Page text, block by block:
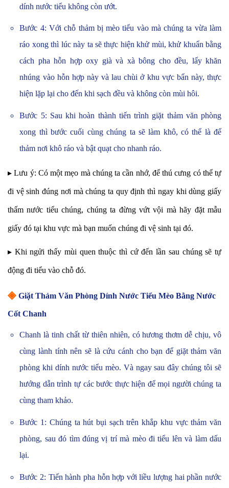
dính nước tiểu không còn ướt.
Bước 4: Với chỗ thảm bị mèo tiểu vào mà chúng ta vừa làm
ráo xong thì lúc này ta sẽ thực hiện khử mùi, khử khuẩn bằng
cách pha hỗn hợp oxy già và xà bông cho đều, lấy khăn
nhúng vào hỗn hợp này và lau chùi ở khu vực bẩn này, thực
hiện lặp lại cho đến khi sạch đều và không còn mùi hôi.
Bước 5: Sau khi hoàn thành tiến trình giặt thảm văn phòng
xong thì bước cuối cùng chúng ta sẽ làm khô, có thể là để
thảm nơi khô ráo và bật quạt cho nhanh ráo.
▸ Lưu ý: Có một mẹo mà chúng ta cần nhớ, để thú cưng có thể tự
đi vệ sinh đúng nơi mà chúng ta quy định thì ngay khi dùng giấy
thấm nước tiểu chúng, chúng ta đừng vứt vội mà hãy đặt mẫu
giấy đó tại khu vực mà bạn muốn chúng đi vệ sinh tại đó.
▸ Khi ngửi thấy mùi quen thuộc thì cứ đến lần sau chúng sẽ tự
động đi tiểu vào chỗ đó.
◈ Giặt Thảm Văn Phòng Dính Nước Tiểu Mèo Bằng Nước
Cốt Chanh
Chanh là tinh chất từ thiên nhiên, có hương thơm dễ chịu, vô
cùng lành tính nên sẽ là cứu cánh cho bạn để giặt thảm văn
phòng khi dính nước tiểu mèo. Và ngay sau đây chúng tôi sẽ
hướng dẫn trình tự các bước thực hiện để mọi người chúng ta
cùng tham khảo.
Bước 1: Chúng ta hút bụi sạch trên khắp khu vực thảm văn
phòng, sau đó tìm đúng vị trí mà mèo đi tiểu lên và làm dấu
lại.
Bước 2: Tiến hành pha hỗn hợp với liều lượng hai phần nước